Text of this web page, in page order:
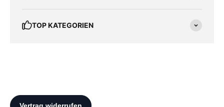
TOP KATEGORIEN